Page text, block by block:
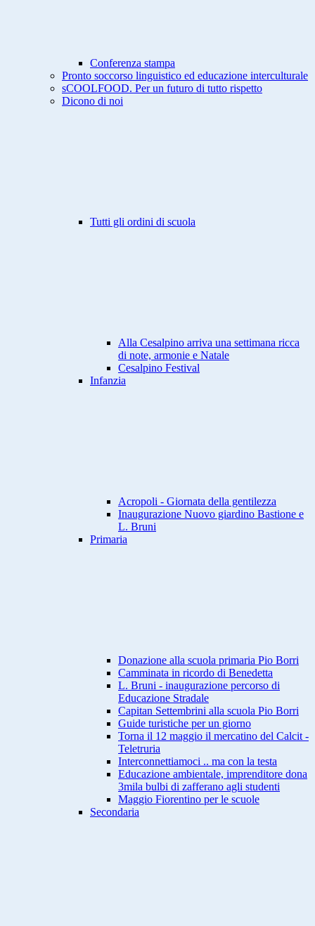
Conferenza stampa
Pronto soccorso linguistico ed educazione interculturale
sCOOLFOOD. Per un futuro di tutto rispetto
Dicono di noi
Tutti gli ordini di scuola
Alla Cesalpino arriva una settimana ricca
di note, armonie e Natale
Cesalpino Festival
Infanzia
Acropoli - Giornata della gentilezza
Inaugurazione Nuovo giardino Bastione e
L. Bruni
Primaria
Donazione alla scuola primaria Pio Borri
Camminata in ricordo di Benedetta
L. Bruni - inaugurazione percorso di
Educazione Stradale
Capitan Settembrini alla scuola Pio Borri
Guide turistiche per un giorno
Torna il 12 maggio il mercatino del Calcit -
Teletruria
Interconnettiamoci .. ma con la testa
Educazione ambientale, imprenditore dona
3mila bulbi di zafferano agli studenti
Maggio Fiorentino per le scuole
Secondaria